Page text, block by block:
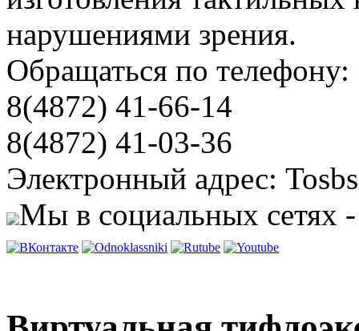
нарушениями зрения.
Обращаться по телефону:
8(4872) 41-66-14
8(4872) 41-03-36
Электронный адрес:
Мы в социальных сетях